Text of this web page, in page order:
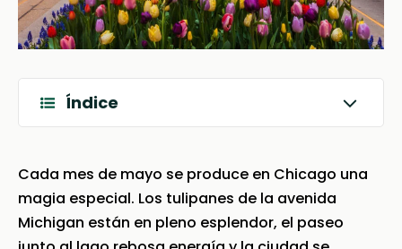
Índice
Cada mes de mayo se produce en Chicago una
magia especial. Los tulipanes de la avenida
Michigan están en pleno esplendor, el paseo